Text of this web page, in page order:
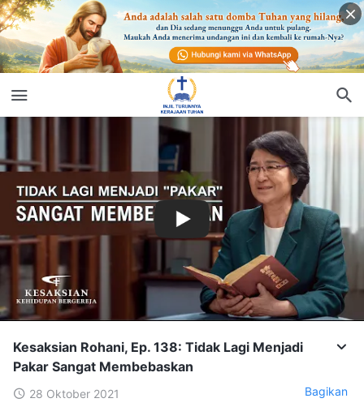
Kesaksian Rohani, Ep. 138: Tidak Lagi Menjadi
Pakar Sangat Membebaskan
28 Oktober 2021 Bagikan